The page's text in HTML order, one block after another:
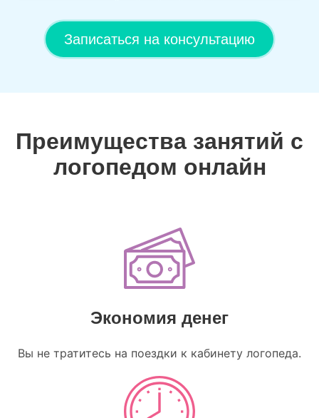
Записаться на консультацию
Преимущества занятий с
логопедом онлайн
Экономия денег
Вы не тратитесь на поездки к кабинету логопеда.